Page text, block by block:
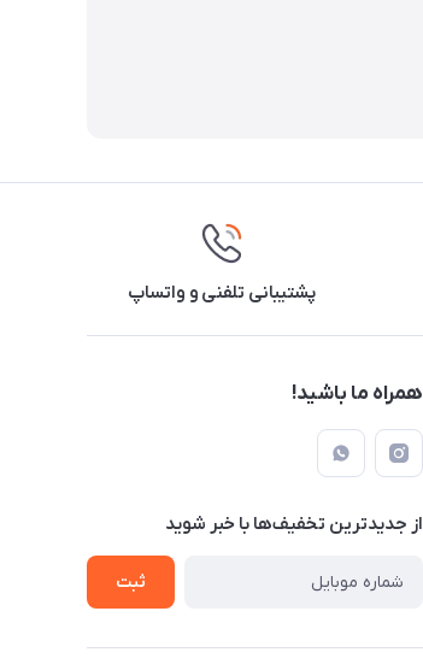
پشتیبانی تلفنی و واتساپ
همراه ما باشید!
از جدید‌ترین تخفیف‌ها با‌ خبر شوید
ثبت